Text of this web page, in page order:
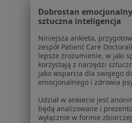
Dostępność
O nas
Praca
Partnerzy
Centrum
Kontakt
Dla pacjentów
Lekarze
Placówki
Dobrostan
sztuczna inteligencja
Niniejsza ankieta,
zespół Patient Care
lepsze zrozumienie, w jaki
korzystają z narzędzi
jako wsparcia dla swojego
emocjonalnego i zdrowia
Udział w ankiecie jest
będą analizowane i
wyłącznie w formie